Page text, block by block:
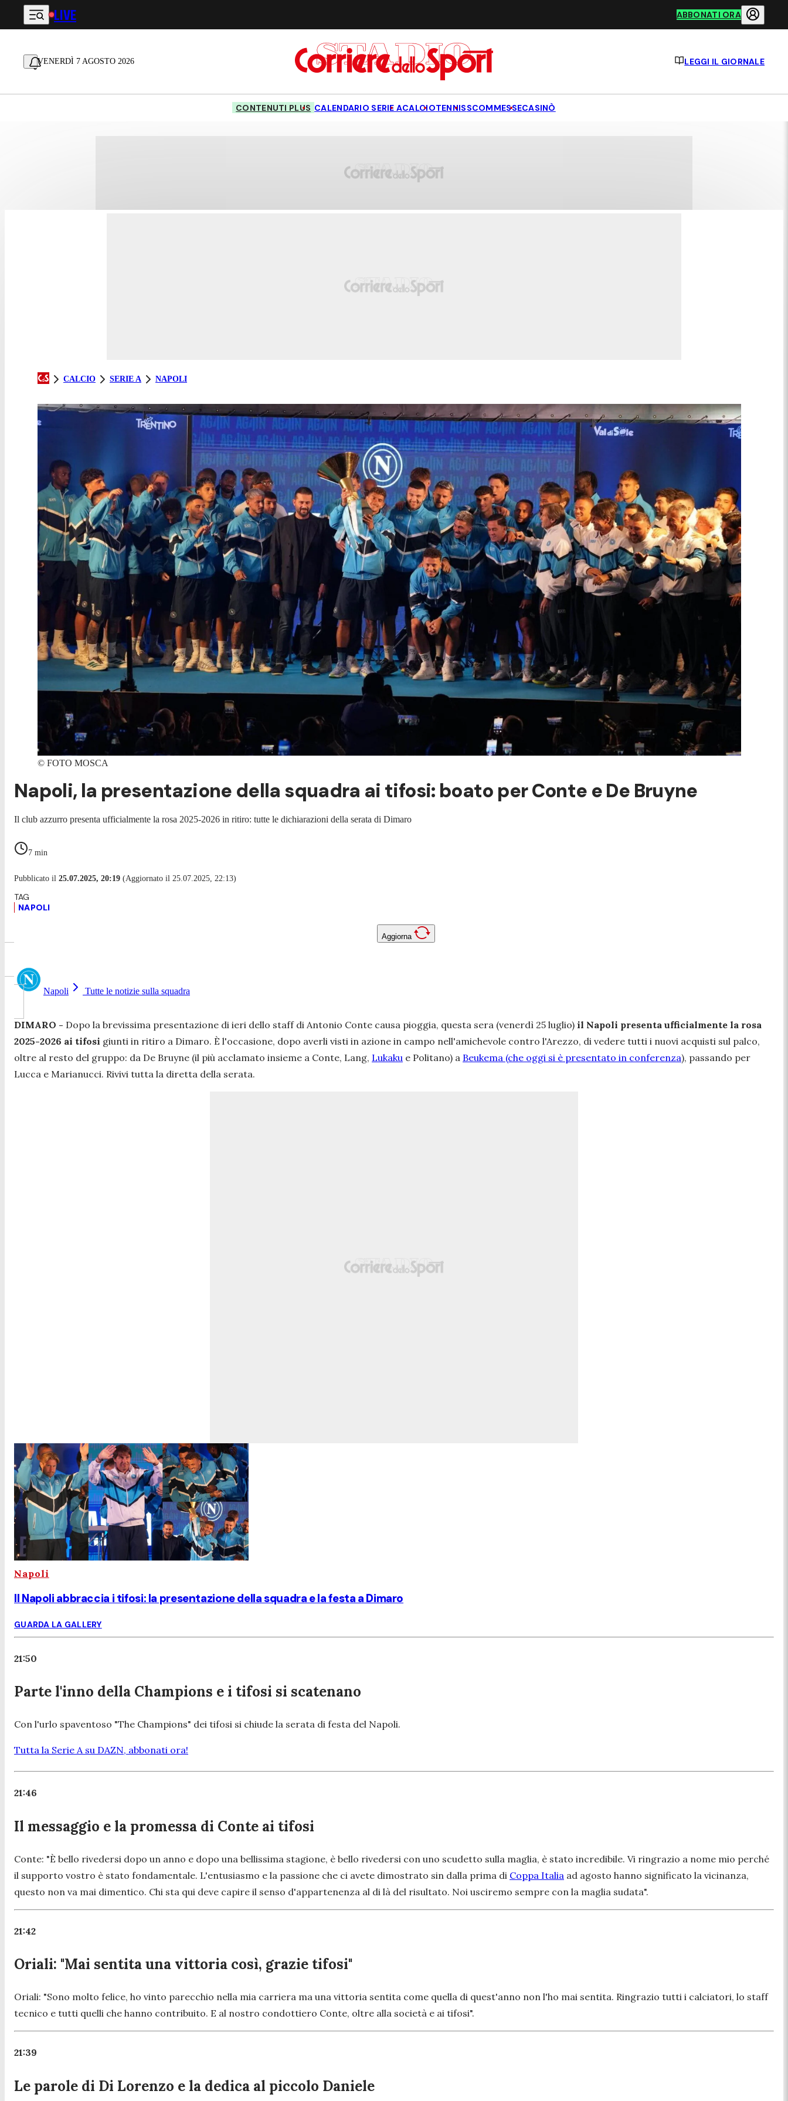
Vai al contenuto principale
LIVE ABBONATI ORA
VENERDÌ 7 AGOSTO 2026 LEGGI IL GIORNALE
CONTENUTI PLUS CALENDARIO SERIE ACALCIOTENNISSCOMMESSECASINÒ
CALCIO SERIE A NAPOLI
© FOTO MOSCA
Napoli, la presentazione della squadra ai tifosi: boato per Conte e De Bruyne
Il club azzurro presenta ufficialmente la rosa 2025-2026 in ritiro: tutte le dichiarazioni della serata di Dimaro
7 min
Pubblicato il 25.07.2025, 20:19 (Aggiornato il 25.07.2025, 22:13)
NAPOLI
Aggiorna
Napoli Tutte le notizie sulla squadra
DIMARO - Dopo la brevissima presentazione di ieri dello staff di Antonio Conte causa pioggia, questa sera (venerdì 25 luglio) il Napoli presenta ufficialmente la rosa
2025-2026 ai tifosi giunti in ritiro a Dimaro. È l'occasione, dopo averli visti in azione in campo nell'amichevole contro l'Arezzo, di vedere tutti i nuovi acquisti sul palco,
oltre al resto del gruppo: da De Bruyne (il più acclamato insieme a Conte, Lang, Lukaku e Politano) a Beukema (che oggi si è presentato in conferenza), passando per
Lucca e Marianucci. Rivivi tutta la diretta della serata.
Napoli
Il Napoli abbraccia i tifosi: la presentazione della squadra e la festa a Dimaro
GUARDA LA GALLERY
21:50
Parte l'inno della Champions e i tifosi si scatenano
Con l'urlo spaventoso "The Champions" dei tifosi si chiude la serata di festa del Napoli.
Tutta la Serie A su DAZN, abbonati ora!
21:46
Il messaggio e la promessa di Conte ai tifosi
Conte: "È bello rivedersi dopo un anno e dopo una bellissima stagione, è bello rivedersi con uno scudetto sulla maglia, è stato incredibile. Vi ringrazio a nome mio perché
il supporto vostro è stato fondamentale. L'entusiasmo e la passione che ci avete dimostrato sin dalla prima di Coppa Italia ad agosto hanno significato la vicinanza,
questo non va mai dimentico. Chi sta qui deve capire il senso d'appartenenza al di là del risultato. Noi usciremo sempre con la maglia sudata".
21:42
Oriali: "Mai sentita una vittoria così, grazie tifosi"
Oriali: "Sono molto felice, ho vinto parecchio nella mia carriera ma una vittoria sentita come quella di quest'anno non l'ho mai sentita. Ringrazio tutti i calciatori, lo staff
tecnico e tutti quelli che hanno contribuito. E al nostro condottiero Conte, oltre alla società e ai tifosi".
21:39
Le parole di Di Lorenzo e la dedica al piccolo Daniele